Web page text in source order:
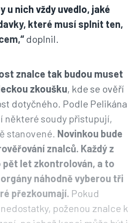
u nich vždy uvedlo, jaké
které musí splnit ten,
doplnil.
znalce tak budou muset
zkoušku, kde se ověří
dotyčného. Podle Pelikána
některé soudy přistupují,
stanovené. Novinkou bude
znalců. Každý z
pět let zkontrolován, a to
náhodně vyberou tři
přezkoumají. Pokud
poženou znalce k